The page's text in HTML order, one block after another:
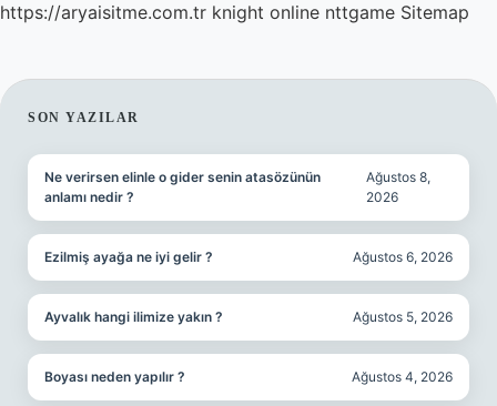
https://aryaisitme.com.tr knight online nttgame Sitemap
SIDEBAR
SON YAZILAR
Ne verirsen elinle o gider senin atasözünün
anlamı nedir ?
Ağustos 8,
2026
Ezilmiş ayağa ne iyi gelir ? Ağustos 6, 2026
Ayvalık hangi ilimize yakın ? Ağustos 5, 2026
Boyası neden yapılır ? Ağustos 4, 2026